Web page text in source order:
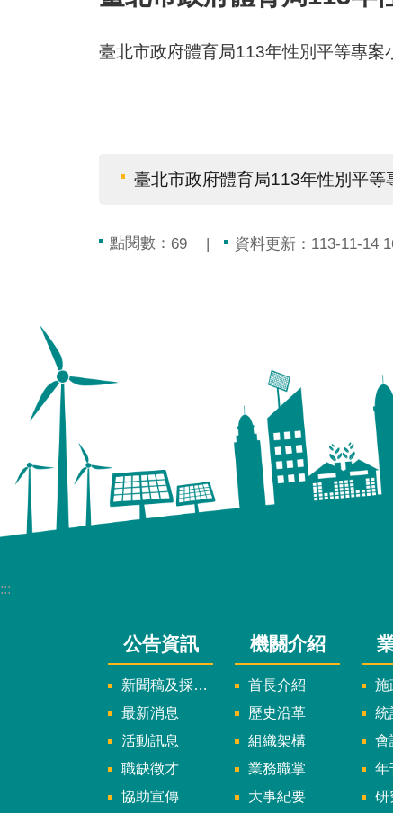
臺北市政府體育局113年性別平等專案
臺北市政府體育局113年性別平
點閱數： 69 資料更新：113-11-14
:::
公告資訊
新聞稿及採訪通知
最新消息
活動訊息
職缺徵才
協助宣傳
機關介紹
首長介紹
歷史沿革
組織架構
業務職掌
大事紀要
施
統
會
年
研